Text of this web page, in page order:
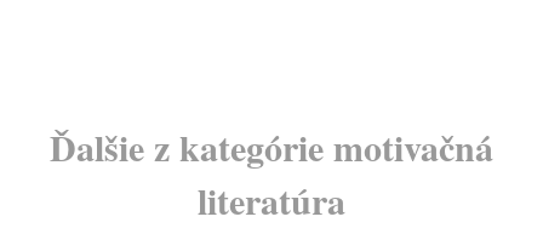
Ďalšie z kategórie motivačná
literatúra